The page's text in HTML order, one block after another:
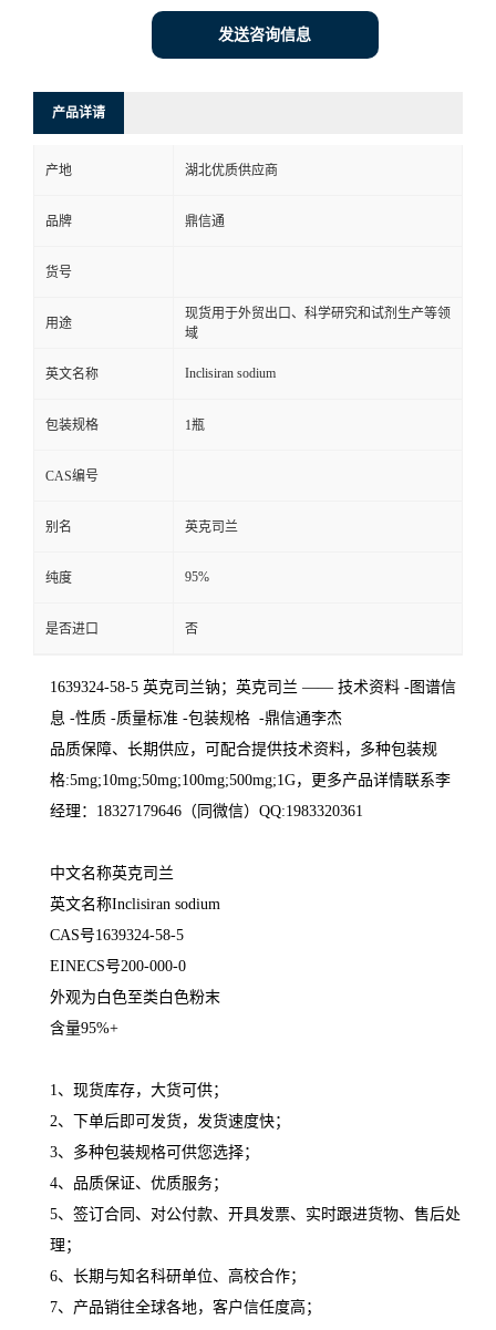
发送咨询信息
产品详请
产地 湖北优质供应商
品牌 鼎信通
货号
用途
现货用于外贸出口、科学研究和试剂生产等领
域
英文名称 Inclisiran sodium
包装规格 1瓶
CAS编号
别名 英克司兰
纯度 95%
是否进口 否
1639324-58-5 英克司兰钠；英克司兰 —— 技术资料 -图谱信
息 -性质 -质量标准 -包装规格 -鼎信通李杰
品质保障、长期供应，可配合提供技术资料，多种包装规
格:5mg;10mg;50mg;100mg;500mg;1G，更多产品详情联系李
经理：18327179646（同微信）QQ:1983320361
中文名称英克司兰
英文名称Inclisiran sodium
CAS号1639324-58-5
EINECS号200-000-0
外观为白色至类白色粉末
含量95%+
1、现货库存，大货可供；
2、下单后即可发货，发货速度快；
3、多种包装规格可供您选择；
4、品质保证、优质服务；
5、签订合同、对公付款、开具发票、实时跟进货物、售后处
理；
6、长期与知名科研单位、高校合作；
7、产品销往全球各地，客户信任度高；